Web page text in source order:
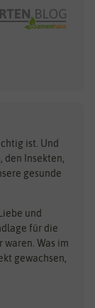
Freudenberger
ist. Und
den Insekten,
gesunde
und
für die
waren. Was im
gewachsen,